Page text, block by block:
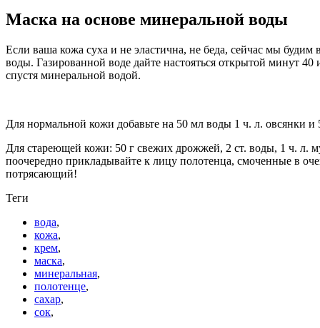
Маска на основе минеральной воды
Если ваша кожа суха и не эластична, не беда, сейчас мы
воды. Газированной воде дайте настояться открытой минут
спустя минеральной водой.
Для нормальной кожи добавьте на 50 мл воды 1 ч. л. овсянки и
Для стареющей кожи: 50 г свежих дрожжей, 2 ст. воды, 1 ч. л.
поочередно прикладывайте к лицу полотенца, смоченные в
потрясающий!
Теги
вода,
кожа,
крем,
маска,
минеральная,
полотенце,
cахар,
сок,